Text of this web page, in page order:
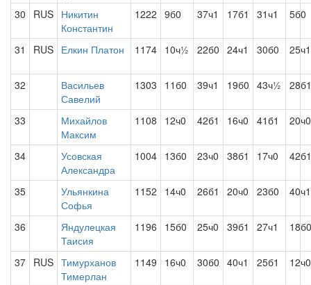
30 RUS Никитин
Константин
1222 9б0 37ч1 17б1 31ч1 5б0
31 RUS Елкин Платон 1174 10ч½ 22б0 24ч1 30б0 25ч1
32
Васильев
Савелий
1303 11б0 39ч1 19б0 43ч½ 28б1
33
Михайлов
Максим
1108 12ч0 42б1 16ч0 41б1 20ч0
34
Усовская
Александра
1004 13б0 23ч0 38б1 17ч0 42б1
35
Ульянкина
Софья
1152 14ч0 26б1 20ч0 23б0 40ч1
36
Яндулецкая
Таисия
1196 15б0 25ч0 39б1 27ч1 18б0
37 RUS Тимурханов
Тимерлан
1149 16ч0 30б0 40ч1 25б1 12ч0